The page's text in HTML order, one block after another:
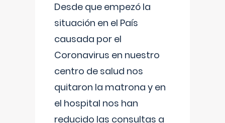
Desde que empezó la
situación en el País
causada por el
Coronavirus en nuestro
centro de salud nos
quitaron la matrona y en
el hospital nos han
reducido las consultas a